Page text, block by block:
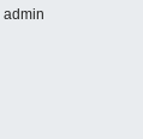
admin